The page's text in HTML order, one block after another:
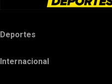
Deportes
Internacional